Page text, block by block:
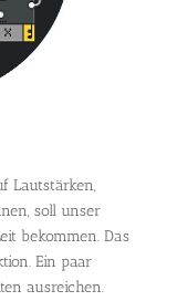
Lautstärken,
soll unser
bekommen. Das
Ein paar
ausreichen.